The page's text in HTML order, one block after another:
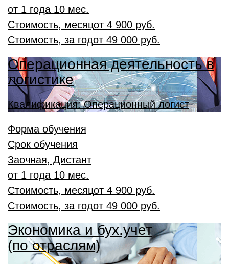
от 1 года 10 мес.
Стоимость, месяцот 4 900 руб.
Стоимость, за годот 49 000 руб.
Операционная деятельность в
логистике
Квалификация: Операционный логист
Форма обучения
Срок обучения
Заочная, Дистант
от 1 года 10 мес.
Стоимость, месяцот 4 900 руб.
Стоимость, за годот 49 000 руб.
Экономика и бух.учет
(по отраслям)